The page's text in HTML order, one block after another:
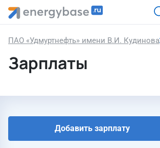
ПАО «Удмуртнефть» имени В.И. Кудинова
Зарплаты
Добавить зарплату